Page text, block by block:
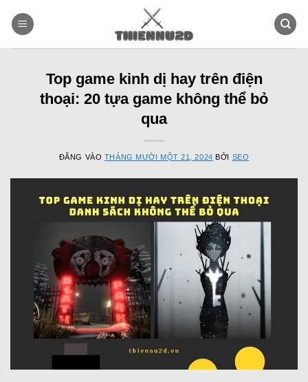
qua
Top game kinh dị hay trên điện
thoại: 20 tựa game không thể bỏ
qua
ĐĂNG VÀO THÁNG MƯỜI MỘT 21, 2024 BỞI SEO